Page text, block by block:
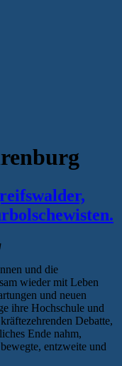
und die
wieder mit Leben
und neuen
ihre Hochschule und
Debatte,
Ende nahm,
entzweite und